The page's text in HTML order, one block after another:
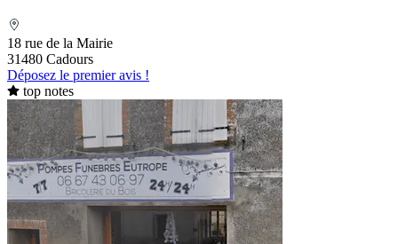
18 rue de la Mairie
31480 Cadours
Déposez le premier avis !
top notes